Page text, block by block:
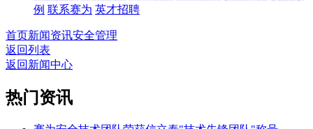
例 联系赛为 英才招聘
首页新闻资讯安全管理
返回列表
返回新闻中心
热门资讯